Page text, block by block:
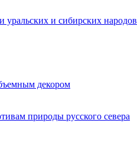
и сибирских народов
декором
природы русского севера